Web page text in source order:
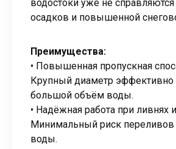
водостоки уже не
осадков и повышенной
Преимущества:
• Повышенная пропускная
Крупный диаметр эффективно
большой объём воды.
• Надёжная работа при ливнях
Минимальный риск переливов
воды.